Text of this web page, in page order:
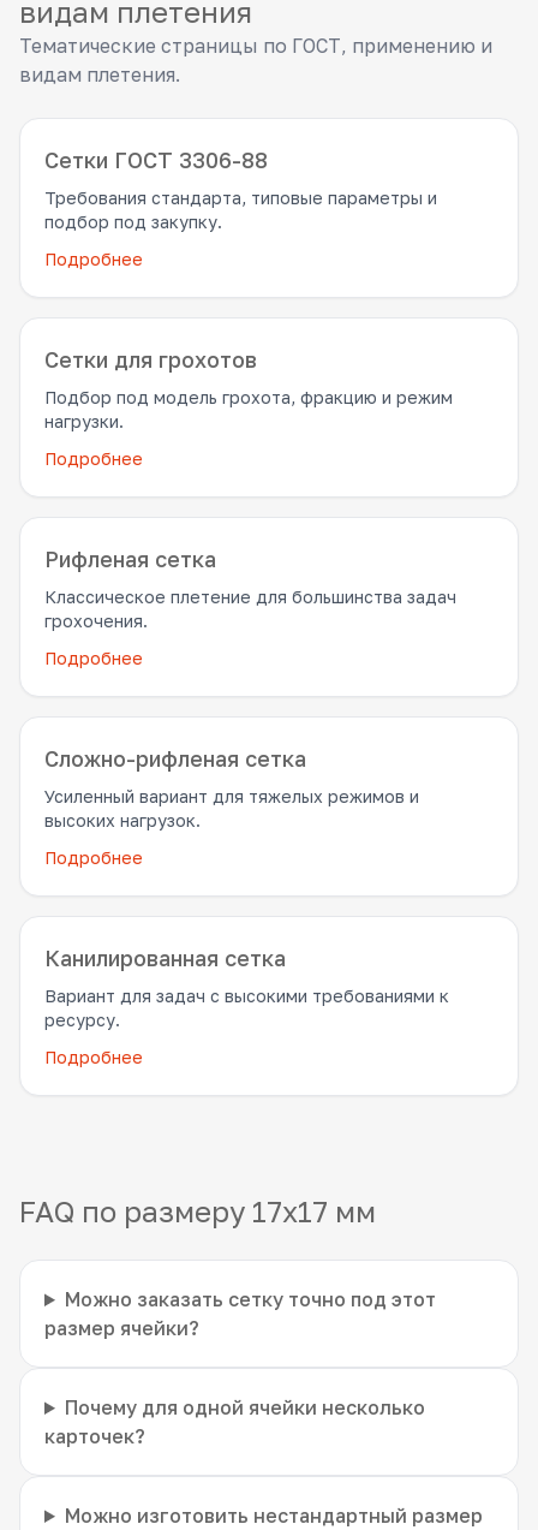
видам плетения
Тематические страницы по ГОСТ, применению и
видам плетения.
Сетки ГОСТ 3306-88
Требования стандарта, типовые параметры и
подбор под закупку.
Подробнее
Сетки для грохотов
Подбор под модель грохота, фракцию и режим
нагрузки.
Подробнее
Рифленая сетка
Классическое плетение для большинства задач
грохочения.
Подробнее
Сложно-рифленая сетка
Усиленный вариант для тяжелых режимов и
высоких нагрузок.
Подробнее
Канилированная сетка
Вариант для задач с высокими требованиями к
ресурсу.
Подробнее
FAQ по размеру 17x17 мм
Можно заказать сетку точно под этот
размер ячейки?
Почему для одной ячейки несколько
карточек?
Можно изготовить нестандартный размер